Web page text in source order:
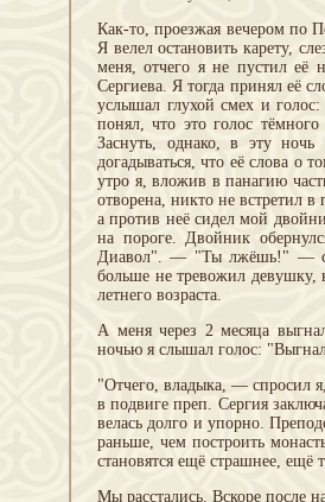
Как-то, проезжая вечером по
Я велел остановить карету,
меня, отчего я не пустил её
Сергиева. Я тогда принял её
услышал глухой смех и
понял, что это голос
Заснуть, однако, в эту
догадываться, что её слова о
утро я, вложив в панагию
отворена, никто не встретил
а против неё сидел мой
на пороге. Двойник
Диавол". — "Ты лжёшь!" —
больше не тревожил девушку,
летнего возраста.
А меня через 2 месяца
ночью я слышал голос:
"Отчего, владыка, — спросил
в подвиге преп. Сергия
велась долго и упорно.
раньше, чем построить
становятся ещё страшнее, ещё
Мы расстались. Вскоре после